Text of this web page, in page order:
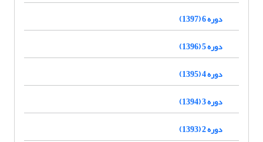
دوره 6 (1397)
دوره 5 (1396)
دوره 4 (1395)
دوره 3 (1394)
دوره 2 (1393)